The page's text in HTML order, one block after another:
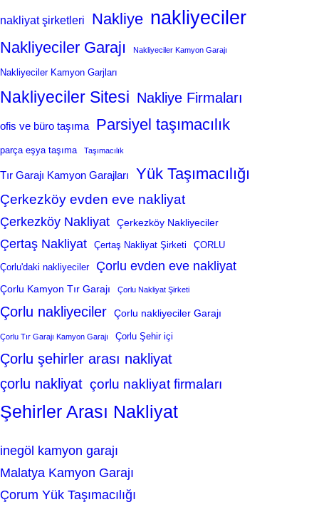
nakliyat şirketleri Nakliye nakliyeciler
Nakliyeciler Garajı Nakliyeciler Kamyon Garajı
Nakliyeciler Kamyon Garjları
Nakliyeciler Sitesi Nakliye Firmaları
ofis ve büro taşıma Parsiyel taşımacılık
parça eşya taşıma Taşımacılık
Tır Garajı Kamyon Garajları Yük Taşımacılığı
Çerkezköy evden eve nakliyat
Çerkezköy Nakliyat Çerkezköy Nakliyeciler
Çertaş Nakliyat Çertaş Nakliyat Şirketi ÇORLU
Çorlu'daki nakliyeciler Çorlu evden eve nakliyat
Çorlu Kamyon Tır Garajı Çorlu Nakliyat Şirketi
Çorlu nakliyeciler Çorlu nakliyeciler Garajı
Çorlu Tır Garajı Kamyon Garajı Çorlu Şehir içi
Çorlu şehirler arası nakliyat
çorlu nakliyat çorlu nakliyat firmaları
Şehirler Arası Nakliyat
inegöl kamyon garajı
Malatya Kamyon Garajı
Çorum Yük Taşımacılığı